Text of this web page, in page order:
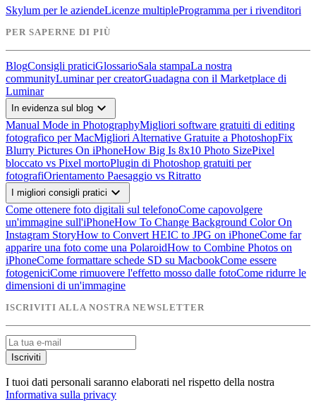
Skylum per le aziendeLicenze multipleProgramma per i rivenditori
PER SAPERNE DI PIÙ
BlogConsigli praticiGlossarioSala stampaLa nostra
communityLuminar per creatorGuadagna con il Marketplace di
Luminar
In evidenza sul blog expand_more
Manual Mode in PhotographyMigliori software gratuiti di editing
fotografico per MacMigliori Alternative Gratuite a PhotoshopFix
Blurry Pictures On iPhoneHow Big Is 8x10 Photo SizePixel
bloccato vs Pixel mortoPlugin di Photoshop gratuiti per
fotografiOrientamento Paesaggio vs Ritratto
I migliori consigli pratici expand_more
Come ottenere foto digitali sul telefonoCome capovolgere
un'immagine sull'iPhoneHow To Change Background Color On
Instagram StoryHow to Convert HEIC to JPG on iPhoneCome far
apparire una foto come una PolaroidHow to Combine Photos on
iPhoneCome formattare schede SD su MacbookCome essere
fotogeniciCome rimuovere l'effetto mosso dalle fotoCome ridurre le
dimensioni di un'immagine
ISCRIVITI ALLA NOSTRA NEWSLETTER
Iscriviti
I tuoi dati personali saranno elaborati nel rispetto della nostra
Informativa sulla privacy